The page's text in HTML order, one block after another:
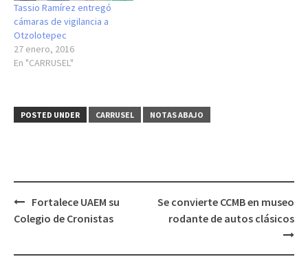
Tassio Ramírez entregó
cámaras de vigilancia a
Otzolotepec
27 enero, 2016
En "CARRUSEL"
POSTED UNDER CARRUSEL NOTAS ABAJO
Post
navigation
Fortalece UAEM su
Colegio de Cronistas
Se convierte CCMB en museo
rodante de autos clásicos